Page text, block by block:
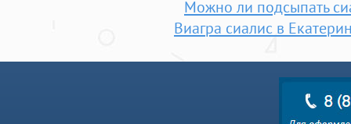
Можно ли подсыпать
Виагра сиалис в